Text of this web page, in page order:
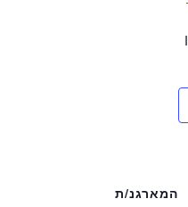
המארגנ/ת